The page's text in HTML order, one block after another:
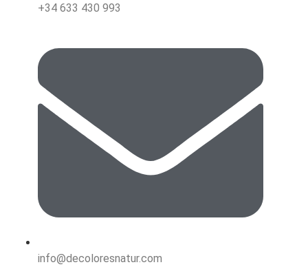
+34 633 430 993
info@decoloresnatur.com